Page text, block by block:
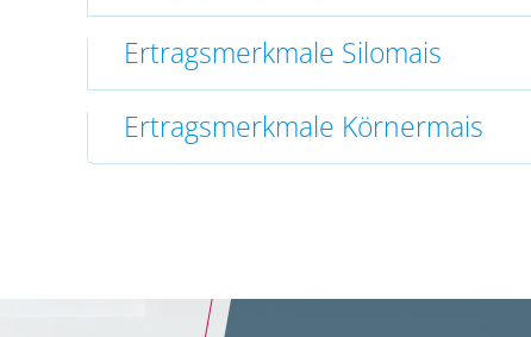
Ertragsmerkmale Silomais
Ertragsmerkmale Körnermais